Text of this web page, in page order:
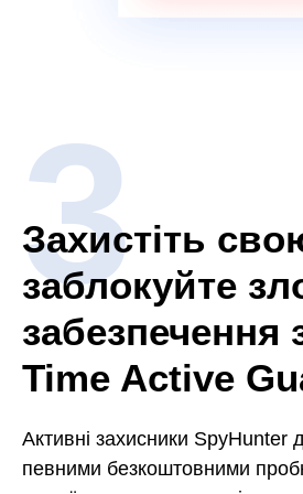
Захистіть
заблокуйте
Time Active
Активні захисники SpyHunter
певними безкоштовними